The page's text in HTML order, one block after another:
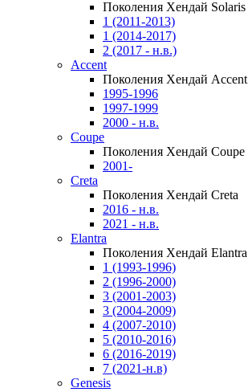
Поколения Хендай Solaris
1 (2011-2013)
1 (2014-2017)
2 (2017 - н.в.)
Accent
Поколения Хендай Accent
1995-1996
1997-1999
2000 - н.в.
Coupe
Поколения Хендай Coupe
2001-
Creta
Поколения Хендай Creta
2016 - н.в.
2021 - н.в.
Elantra
Поколения Хендай Elantra
1 (1993-1996)
2 (1996-2000)
3 (2001-2003)
3 (2004-2009)
4 (2007-2010)
5 (2010-2016)
6 (2016-2019)
7 (2021-н.в)
Genesis